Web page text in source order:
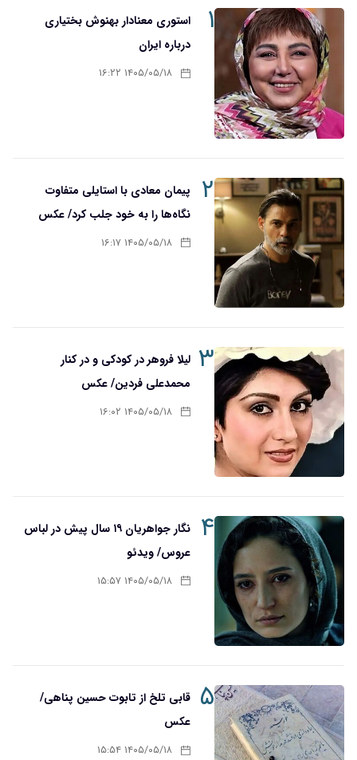
۱
استوری معنادار بهنوش بختیاری
درباره ایران
۱۴۰۵/۰۵/۱۸ ۱۶:۲۲
۲
پیمان معادی با استایلی متفاوت
نگاه‌ها را به خود جلب کرد/ عکس
۱۴۰۵/۰۵/۱۸ ۱۶:۱۷
۳ لیلا فروهر در کودکی و در کنار
محمدعلی فردین/ عکس
۱۴۰۵/۰۵/۱۸ ۱۶:۰۲
۴
نگار جواهریان ۱۹ سال پیش در لباس
عروس/ ویدئو
۱۴۰۵/۰۵/۱۸ ۱۵:۵۷
۵ قابی تلخ از تابوت حسین پناهی/
عکس
۱۴۰۵/۰۵/۱۸ ۱۵:۵۴